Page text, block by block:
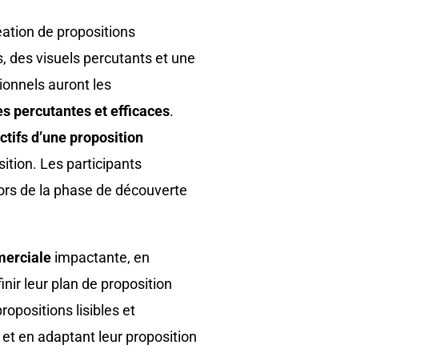
de propositions
des visuels percutants et une
auront les
percutantes et efficaces.
d’une proposition
Les participants
de la phase de découverte
impactante, en
leur plan de proposition
lisibles et
en adaptant leur proposition